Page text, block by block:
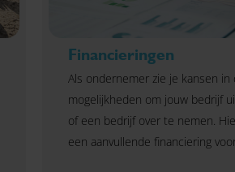
Financieringen
Als ondernemer zie je kansen in
mogelijkheden om jouw bedrijf
of een bedrijf over te nemen.
een aanvullende financiering